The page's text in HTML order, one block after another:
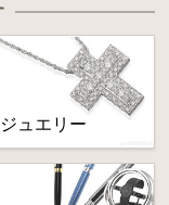
ジュエリー